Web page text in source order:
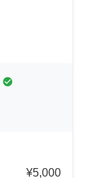
check_circle
¥5,000